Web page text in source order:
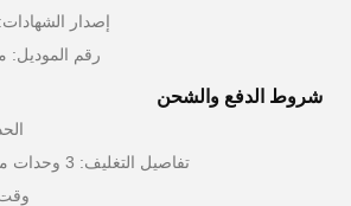
إصدار الشهادات: ISO 9001/TS16949
رقم
شروط الدفع والشحن
تفاصيل التغليف: 3 وحدات معبأة أو 2 وحدات معبأة
وقت